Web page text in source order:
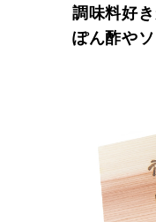
調味料好
ぽん酢や